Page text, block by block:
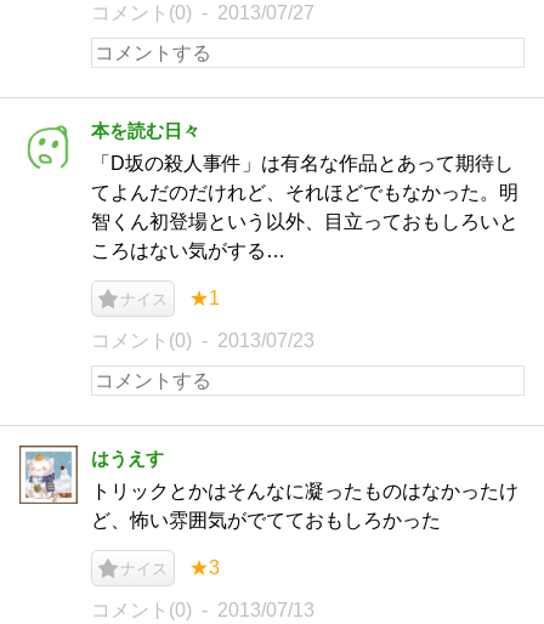
コメント(0) 2013/07/27
本を読む日々
「D坂の殺人事件」は有名な作品とあって期待し
てよんだのだけれど、それほどでもなかった。明
智くん初登場という以外、目立っておもしろいと
ころはない気がする…
ナイス ★1
コメント(0) 2013/07/23
はうえす
トリックとかはそんなに凝ったものはなかったけ
ど、怖い雰囲気がでてておもしろかった
ナイス ★3
コメント(0) 2013/07/13